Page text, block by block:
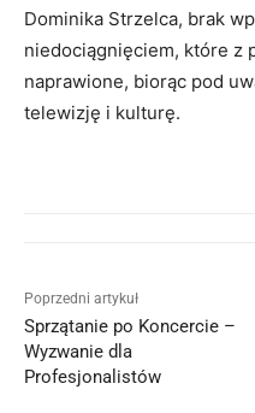
Dominika Strzelca, brak
niedociągnięciem, które z
naprawione, biorąc pod
telewizję i kulturę.
Poprzedni artykuł
Sprzątanie po Koncercie –
Wyzwanie dla
Profesjonalistów